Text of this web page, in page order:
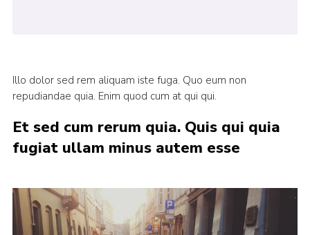
Illo dolor sed rem aliquam iste fuga. Quo eum non
repudiandae quia. Enim quod cum at qui qui.
Et sed cum rerum quia. Quis qui quia
fugiat ullam minus autem esse